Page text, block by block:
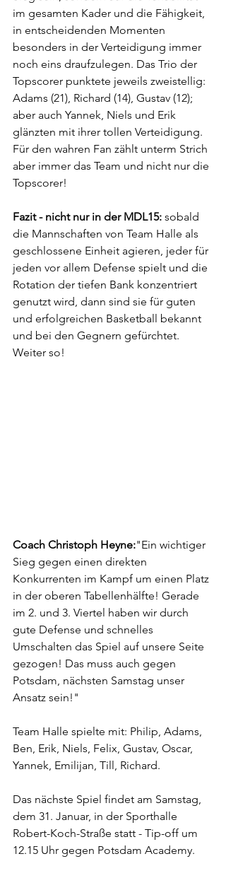
im gesamten Kader und die Fähigkeit,
in entscheidenden Momenten
besonders in der Verteidigung immer
noch eins draufzulegen. Das Trio der
Topscorer punktete jeweils zweistellig:
Adams (21), Richard (14), Gustav (12);
aber auch Yannek, Niels und Erik
glänzten mit ihrer tollen Verteidigung.
Für den wahren Fan zählt unterm Strich
aber immer das Team und nicht nur die
Topscorer!
Fazit - nicht nur in der MDL15: sobald
die Mannschaften von Team Halle als
geschlossene Einheit agieren, jeder für
jeden vor allem Defense spielt und die
Rotation der tiefen Bank konzentriert
genutzt wird, dann sind sie für guten
und erfolgreichen Basketball bekannt
und bei den Gegnern gefürchtet.
Weiter so!
Coach Christoph Heyne:"Ein wichtiger
Sieg gegen einen direkten
Konkurrenten im Kampf um einen Platz
in der oberen Tabellenhälfte! Gerade
im 2. und 3. Viertel haben wir durch
gute Defense und schnelles
Umschalten das Spiel auf unsere Seite
gezogen! Das muss auch gegen
Potsdam, nächsten Samstag unser
Ansatz sein!"
Team Halle spielte mit: Philip, Adams,
Ben, Erik, Niels, Felix, Gustav, Oscar,
Yannek, Emilijan, Till, Richard.
Das nächste Spiel findet am Samstag,
dem 31. Januar, in der Sporthalle
Robert-Koch-Straße statt - Tip-off um
12.15 Uhr gegen Potsdam Academy.